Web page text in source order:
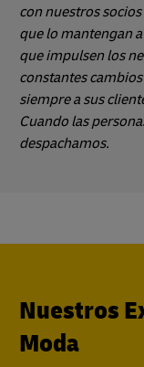
con nuestros
que lo mantengan
que impulsen los
constantes
siempre a sus
Cuando las
despachamos.
Nuestros
Moda